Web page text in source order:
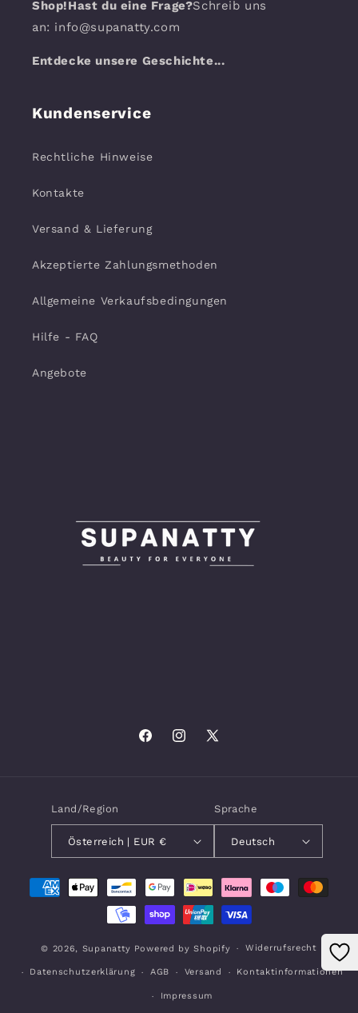
Shop!Hast du eine Frage?Schreib uns
an: info@supanatty.com
Entdecke unsere Geschichte...
Kundenservice
Rechtliche Hinweise
Kontakte
Versand & Lieferung
Akzeptierte Zahlungsmethoden
Allgemeine Verkaufsbedingungen
Hilfe - FAQ
Angebote
FacebookInstagram
X
Land/Region
Österreich | EUR €
Sprache
Deutsch
Zahlungsmethoden
© 2026, Supanatty Powered by Shopify Widerrufsrecht
Datenschutzerklärung AGB Versand Kontaktinformationen
Impressum